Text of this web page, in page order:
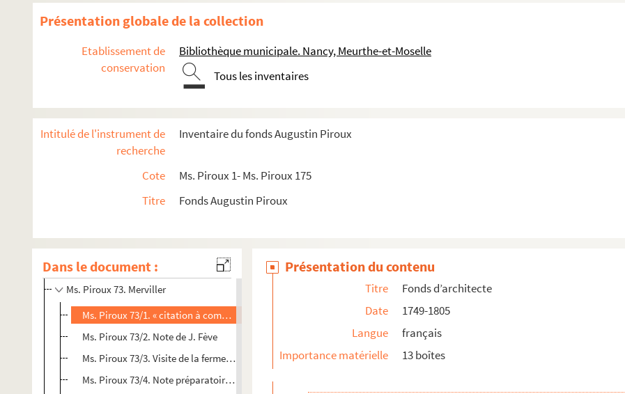
Présentation globale de la collection
Etablissement de
conservation
Bibliothèque municipale. Nancy, Meurthe-et-Moselle
Tous les inventaires
Intitulé de l'instrument de
recherche
Inventaire du fonds Augustin Piroux
Cote
Ms. Piroux 1- Ms. Piroux 175
Titre
Fonds Augustin Piroux
Dans le document :
Ms. Piroux 60. Bâtiments du fief de La Rochelle (Bonviller)
Ms. Piroux 61. Lenoncourt
Ms. Piroux 62. Maison de la charité de Lunéville
Ms. Piroux 64. Madecourt
Ms. Piroux 65. Magnières
Ms. Piroux 67. Moulin de Manonviller
Ms. Piroux 69. Marainviller
Ms. Piroux 71. Ménil
Ms. Piroux 72. Mervaville (Flin)
Ms. Piroux 73. Merviller
Ms. Piroux 73/1. « citation à comparaître » pour Jean-Baptiste Bidet + vacations de Piroux
Ms. Piroux 73/2. Note de J. Fève
Ms. Piroux 73/3. Visite de la ferme de Merviller+ revêtement
Ms. Piroux 73/4. Note préparatoire au revêtement de la visite
Présentation du contenu
Titre
Fonds d’architecte
Date
1749-1805
Langue
français
Importance matérielle
13 boîtes